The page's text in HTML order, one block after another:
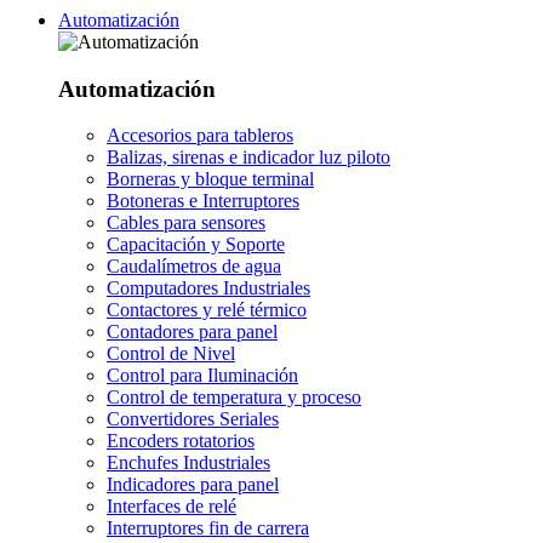
Automatización
Automatización
Accesorios para tableros
Balizas, sirenas e indicador luz piloto
Borneras y bloque terminal
Botoneras e Interruptores
Cables para sensores
Capacitación y Soporte
Caudalímetros de agua
Computadores Industriales
Contactores y relé térmico
Contadores para panel
Control de Nivel
Control para Iluminación
Control de temperatura y proceso
Convertidores Seriales
Encoders rotatorios
Enchufes Industriales
Indicadores para panel
Interfaces de relé
Interruptores fin de carrera